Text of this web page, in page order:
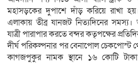
মহাসড়কের দুপাশে দাঁড় করিয়ে রাখা
এলাকায় তীব্র যানজট নিত্যদিনের
যাত্রী পারাপার করতে বন্দর কতৃপক্ষের
দীর্ঘ পরিকল্পনার পর বেনাপোল চেকপোস্ট
কাগজপুকুর নামক স্থানে ১৬ কোটি টাকা